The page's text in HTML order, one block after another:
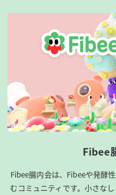
Fibee
Fibee腸内会は、​Fibeeや発酵
むコミュニティです。​小さな